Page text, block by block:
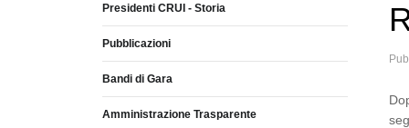
Presidenti CRUI - Storia
Pubblicazioni
Bandi di Gara
Amministrazione Trasparente